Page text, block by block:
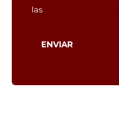
las